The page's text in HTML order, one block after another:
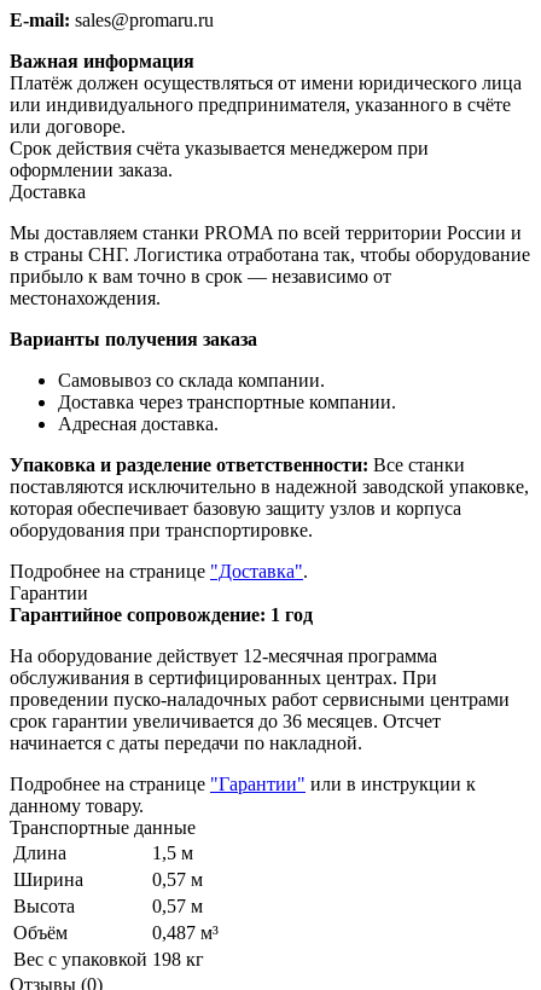
E-mail: sales@promaru.ru
Важная информация
Платёж должен осуществляться от имени юридического лица
или индивидуального предпринимателя, указанного в счёте
или договоре.
Срок действия счёта указывается менеджером при
оформлении заказа.
Доставка
Мы доставляем станки PROMA по всей территории России и
в страны СНГ. Логистика отработана так, чтобы оборудование
прибыло к вам точно в срок — независимо от
местонахождения.
Варианты получения заказа
Самовывоз со склада компании.
Доставка через транспортные компании.
Адресная доставка.
Упаковка и разделение ответственности: Все станки
поставляются исключительно в надежной заводской упаковке,
которая обеспечивает базовую защиту узлов и корпуса
оборудования при транспортировке.
Подробнее на странице "Доставка".
Гарантии
Гарантийное сопровождение: 1 год
На оборудование действует 12-месячная программа
обслуживания в сертифицированных центрах. При
проведении пуско-наладочных работ сервисными центрами
срок гарантии увеличивается до 36 месяцев. Отсчет
начинается с даты передачи по накладной.
Подробнее на странице "Гарантии" или в инструкции к
данному товару.
Транспортные данные
Длина
1,5 м
Ширина
0,57 м
Высота
0,57 м
Объём
0,487 м³
Вес с упаковкой 198 кг
Отзывы (0)